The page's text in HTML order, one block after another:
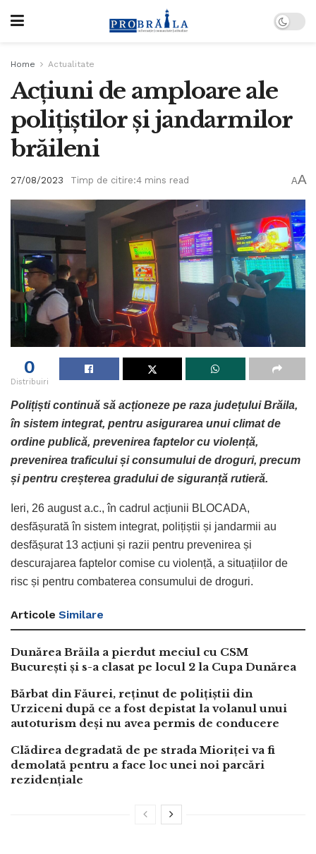
Home Actualitate
Acțiuni de amploare ale
polițiștilor și jandarmilor
brăileni
27/08/2023 Timp de citire:4 mins read AA
0
Distribuiri
Polițiști continuă să acționeze pe raza județului Brăila,
în sistem integrat, pentru asigurarea unui climat de
ordine publică, prevenirea faptelor cu violență,
prevenirea traficului și consumului de droguri, precum
și pentru creșterea gradului de siguranță rutieră.
Ieri, 26 august a.c., în cadrul acțiunii BLOCADA,
desfășurată în sistem integrat, polițiștii și jandarmii au
desfășurat 13 acțiuni și razii pentru prevenirea și
descurajarea faptelor comise cu violență, a situațiilor de
risc și pentru combaterea consumului de droguri.
Articole Similare
Dunărea Brăila a pierdut meciul cu CSM
București și s-a clasat pe locul 2 la Cupa Dunărea
Bărbat din Făurei, reținut de polițiștii din
Urziceni după ce a fost depistat la volanul unui
autoturism deși nu avea permis de conducere
Clădirea degradată de pe strada Mioriței va fi
demolată pentru a face loc unei noi parcări
rezidențiale